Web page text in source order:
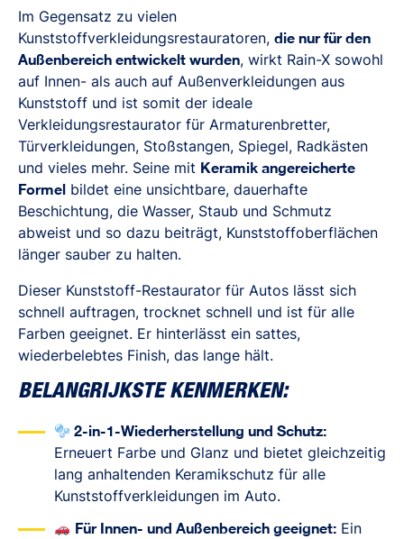
Im Gegensatz zu vielen
Kunststoffverkleidungsrestauratoren, die nur für den
Außenbereich entwickelt wurden, wirkt Rain-X sowohl
auf Innen- als auch auf Außenverkleidungen aus
Kunststoff und ist somit der ideale
Verkleidungsrestaurator für Armaturenbretter,
Türverkleidungen, Stoßstangen, Spiegel, Radkästen
und vieles mehr. Seine mit Keramik angereicherte
Formel bildet eine unsichtbare, dauerhafte
Beschichtung, die Wasser, Staub und Schmutz
abweist und so dazu beiträgt, Kunststoffoberflächen
länger sauber zu halten.
Dieser Kunststoff-Restaurator für Autos lässt sich
schnell auftragen, trocknet schnell und ist für alle
Farben geeignet. Er hinterlässt ein sattes,
wiederbelebtes Finish, das lange hält.
BELANGRIJKSTE KENMERKEN:
2-in-1-Wiederherstellung und Schutz:
Erneuert Farbe und Glanz und bietet gleichzeitig
lang anhaltenden Keramikschutz für alle
Kunststoffverkleidungen im Auto.
Für Innen- und Außenbereich geeignet: Ein